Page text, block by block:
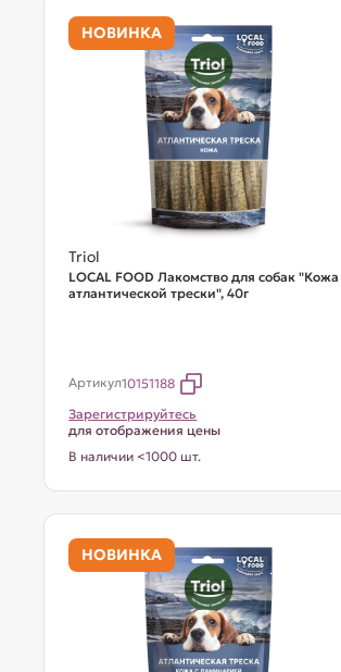
НОВИНКА
Triol
LOCAL FOOD Лакомство для собак "Кожа
атлантической трески", 40г
Артикул10151188
Зарегистрируйтесь
для отображения цены
В наличии <1000 шт.
НОВИНКА